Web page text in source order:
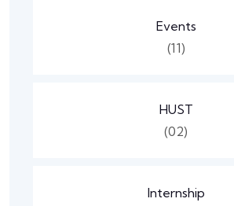
Events
(11)
HUST
(02)
Internship